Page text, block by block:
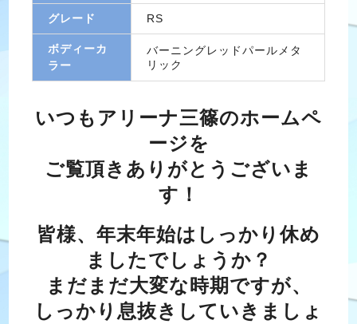
グレード RS
ボディーカ
ラー
バーニングレッドパールメタ
リック
いつもアリーナ三篠のホームペ
ージを
ご覧頂きありがとうございま
す！
皆様、年末年始はしっかり休め
ましたでしょうか？
まだまだ大変な時期ですが、
しっかり息抜きしていきましょ